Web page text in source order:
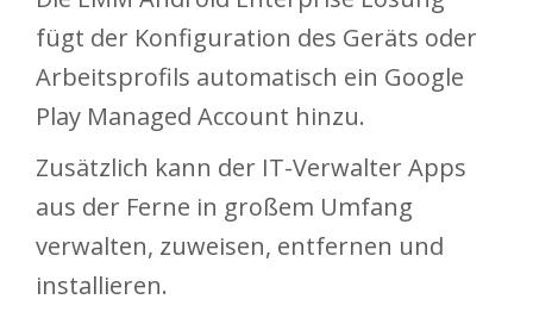
fügt der Konfiguration des Geräts oder
Arbeitsprofils automatisch ein Google
Play Managed Account hinzu.
Zusätzlich kann der IT-Verwalter Apps
aus der Ferne in großem Umfang
verwalten, zuweisen, entfernen und
installieren.